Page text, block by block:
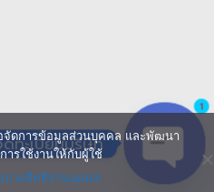
จัดการข้อมูลส่วนบุคคล และพัฒนา
ารใช้งานให้กับผู้ใช้
บายสิทธิส่วนบุคคล
ทะเบียนบริษัท
1